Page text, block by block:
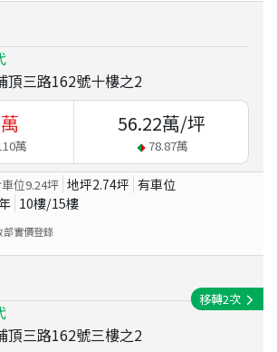
頂三路162號十樓之2
萬
萬
56.22萬/坪
78.87萬
位9.24坪 地坪2.74坪 有車位
10樓/15樓
部實價登錄
頂三路162號三樓之2
移轉2次